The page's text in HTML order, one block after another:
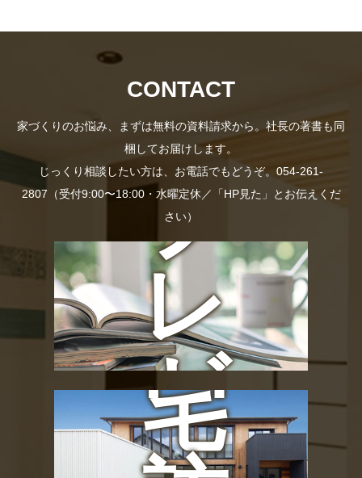
CONTACT
家づくりのお悩み、まずは無料の資料請求から。社長の著書も同
梱してお届けします。
じっくり相談したい方は、お電話でもどうぞ。054-261-
2807（受付9:00〜18:00・水曜定休／「HP見た」とお伝えくだ
さい）
資
料
プ
レ
ゼ
社
長
の
お
宅